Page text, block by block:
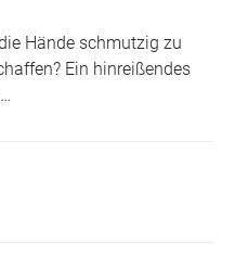
Hände schmutzig zu
Ein hinreißendes